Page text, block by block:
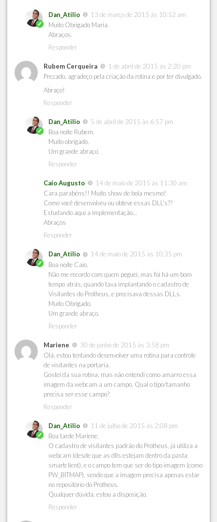
Dan_Atilio
13 de março de 2015 às 10:52 am
Muito Obrigado Maria.
Abraços.
Responder
Rubem Cerqueira
1 de abril de 2015 às 2:20 pm
Prezado, agradeço pela criação da rotina e por ter divulgado.
Abraço!
Responder
Dan_Atilio
5 de abril de 2015 às 6:57 pm
Boa noite Rubem.
Muito obrigado.
Um grande abraço.
Responder
Caio Augusto
14 de maio de 2015 às 11:30 am
Cara parabéns!! Muito show de bola mesmo!
Como você desenvolveu ou obteve essas DLL’s??
Estudando aqui a implementação…
Abraços
Responder
Dan_Atilio
14 de maio de 2015 às 10:35 pm
Boa noite Caio.
Não me recordo com quem peguei, mas foi há um bom
tempo atrás, quando tava implantando o cadastro de
Visitantes do Protheus, e precisava dessas DLLs.
Muito Obrigado.
Um grande abraço.
Responder
Mariene
30 de junho de 2015 às 3:58 pm
Olá, estou tentando desenvolver uma rotina para controle
de visitantes na portaria.
Gostei da sua rotina, mas não entendi como amarro essa
imagem da webcam a um campo. Qual o tipo/tamanho
precisa ser esse campo?
Responder
Dan_Atilio
11 de julho de 2015 às 2:08 pm
Boa tarde Mariene.
O cadastro de visitantes padrão do Protheus, já utiliza a
webcam (desde que as dlls estejam dentro da pasta
smartclient), e o campo tem que ser do tipo imagem (como
PW_BITMAP), sendo que a imagem precisa apenas estar
no repositório do Protheus.
Qualquer dúvida, estou a disposição.
Responder